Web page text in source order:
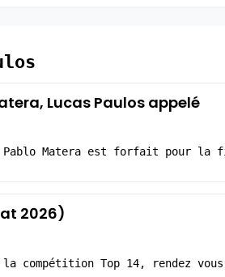
Lucas Paulos appelé
Matera est forfait pour la
2026)
compétition Top 14, rendez